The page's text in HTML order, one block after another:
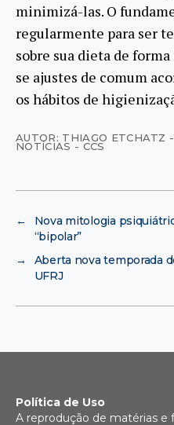
minimizá-las. O
regularmente para ser
sobre sua dieta de
se ajustes de comum
os hábitos de
AUTOR: THIAGO ETCHATZ
NOTÍCIAS - CCS
←
Nova mitologia
“bipolar”
→
Aberta nova temporada
UFRJ
Política de Uso
A reprodução de matérias